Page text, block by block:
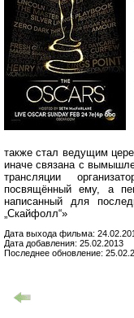
также стал ведущим
иначе связана с
трансляции
посвящённый ему, а
написанный для
„Скайфолл“»
Дата выхода фильма:
Дата добавления: 25.02.2013
Последнее обновление: